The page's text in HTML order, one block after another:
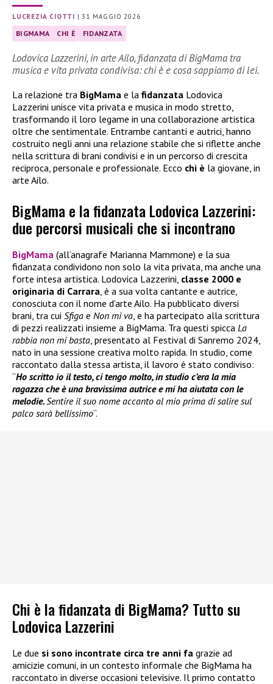
LUCREZIA CIOTTI |31 MAGGIO 2026
BIGMAMA CHI È FIDANZATA
Lodovica Lazzerini, in arte Ailo, fidanzata di BigMama tra
musica e vita privata condivisa: chi è e cosa sappiamo di lei.
La relazione tra BigMama e la fidanzata Lodovica
Lazzerini unisce vita privata e musica in modo stretto,
trasformando il loro legame in una collaborazione artistica
oltre che sentimentale. Entrambe cantanti e autrici, hanno
costruito negli anni una relazione stabile che si riflette anche
nella scrittura di brani condivisi e in un percorso di crescita
reciproca, personale e professionale. Ecco chi è la giovane, in
arte Ailo.
BigMama e la fidanzata Lodovica Lazzerini:
due percorsi musicali che si incontrano
BigMama (all’anagrafe Marianna Mammone) e la sua
fidanzata condividono non solo la vita privata, ma anche una
forte intesa artistica. Lodovica Lazzerini, classe 2000 e
originaria di Carrara, è a sua volta cantante e autrice,
conosciuta con il nome d’arte Ailo. Ha pubblicato diversi
brani, tra cui Sfiga e Non mi va, e ha partecipato alla scrittura
di pezzi realizzati insieme a BigMama. Tra questi spicca La
rabbia non mi basta, presentato al Festival di Sanremo 2024,
nato in una sessione creativa molto rapida. In studio, come
raccontato dalla stessa artista, il lavoro è stato condiviso:
“Ho scritto io il testo, ci tengo molto, in studio c’era la mia
ragazza che è una bravissima autrice e mi ha aiutata con le
melodie.Sentire il suo nome accanto al mio prima di salire sul
palco sarà bellissimo“.
Chi è la fidanzata di BigMama? Tutto su
Lodovica Lazzerini
Le due si sono incontrate circa tre anni fa grazie ad
amicizie comuni, in un contesto informale che BigMama ha
raccontato in diverse occasioni televisive. Il primo contatto